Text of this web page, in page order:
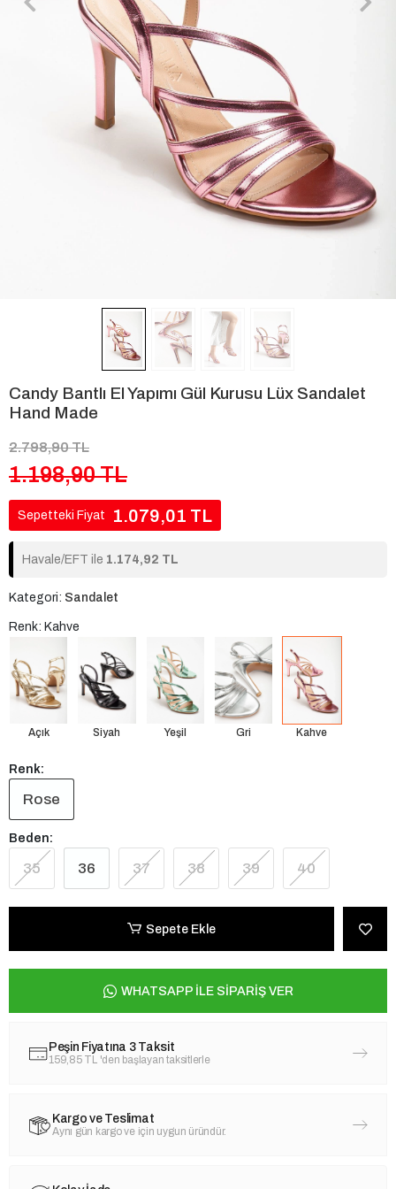
Candy Bantlı El Yapımı Gül Kurusu Lüx Sandalet
Hand Made
2.798,90 TL
1.198,90 TL
Sepetteki Fiyat 1.079,01 TL
Havale/EFT ile 1.174,92 TL
Kategori: Sandalet
Renk: Kahve
Açık Siyah Yeşil Gri Kahve
Renk:
Rose
Beden:
35 36 37 38 39 40
Sepete Ekle
WHATSAPP İLE SİPARİŞ VER
Peşin Fiyatına 3 Taksit
159,85 TL 'den başlayan taksitlerle
Kargo ve Teslimat
Aynı gün kargo ve için uygun üründür.